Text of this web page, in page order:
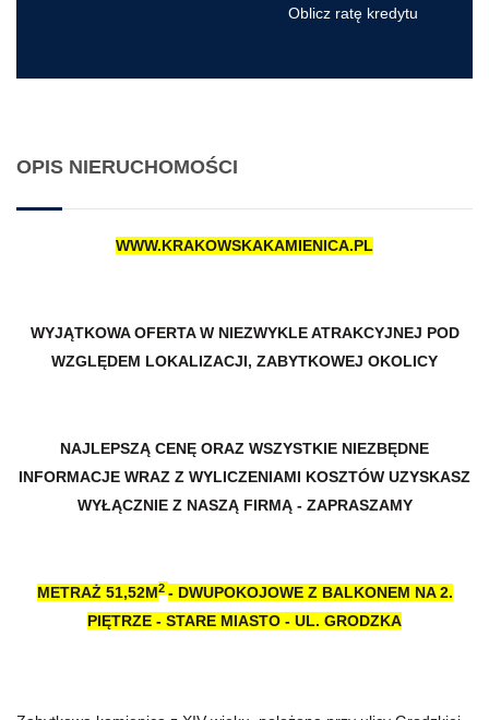
Oblicz ratę kredytu
OPIS NIERUCHOMOŚCI
WWW.KRAKOWSKAKAMIENICA.PL
WYJĄTKOWA OFERTA W NIEZWYKLE ATRAKCYJNEJ POD
WZGLĘDEM LOKALIZACJI, ZABYTKOWEJ OKOLICY
NAJLEPSZĄ CENĘ ORAZ WSZYSTKIE NIEZBĘDNE
INFORMACJE WRAZ Z WYLICZENIAMI KOSZTÓW UZYSKASZ
WYŁĄCZNIE Z NASZĄ FIRMĄ - ZAPRASZAMY
METRAŻ 51,52M2 - DWUPOKOJOWE Z BALKONEM NA 2.
PIĘTRZE - STARE MIASTO - UL. GRODZKA